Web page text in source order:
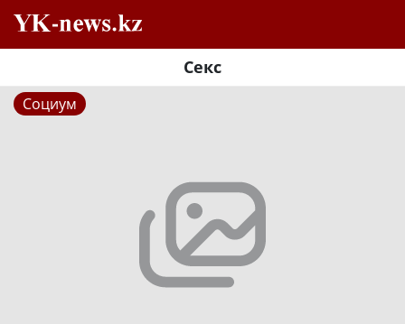
Секс
Социум